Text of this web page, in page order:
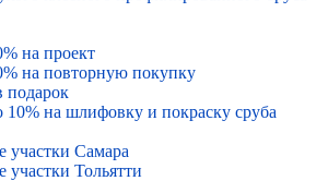
на проект
на повторную покупку
подарок
10% на шлифовку и покраску сруба
участки Самара
участки Тольятти